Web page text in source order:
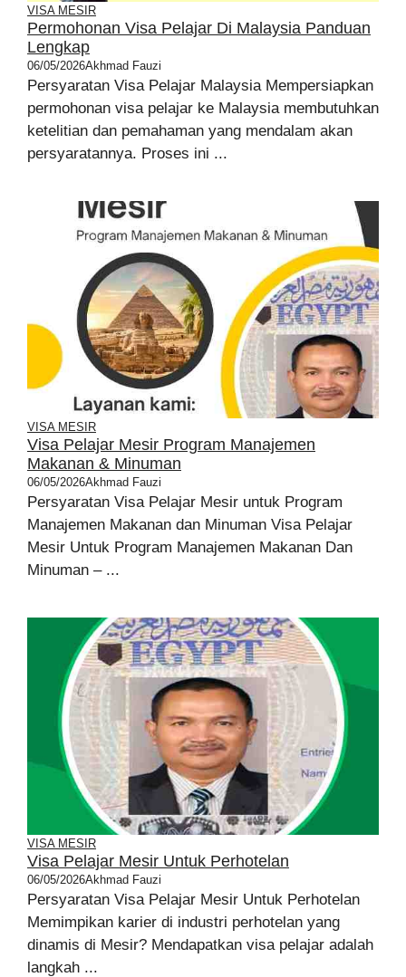
VISA MESIR
Permohonan Visa Pelajar Di Malaysia Panduan
Lengkap
06/05/2026Akhmad Fauzi
Persyaratan Visa Pelajar Malaysia Mempersiapkan
permohonan visa pelajar ke Malaysia membutuhkan
ketelitian dan pemahaman yang mendalam akan
persyaratannya. Proses ini ...
VISA MESIR
Visa Pelajar Mesir Program Manajemen
Makanan & Minuman
06/05/2026Akhmad Fauzi
Persyaratan Visa Pelajar Mesir untuk Program
Manajemen Makanan dan Minuman Visa Pelajar
Mesir Untuk Program Manajemen Makanan Dan
Minuman – ...
VISA MESIR
Visa Pelajar Mesir Untuk Perhotelan
06/05/2026Akhmad Fauzi
Persyaratan Visa Pelajar Mesir Untuk Perhotelan
Memimpikan karier di industri perhotelan yang
dinamis di Mesir? Mendapatkan visa pelajar adalah
langkah ...